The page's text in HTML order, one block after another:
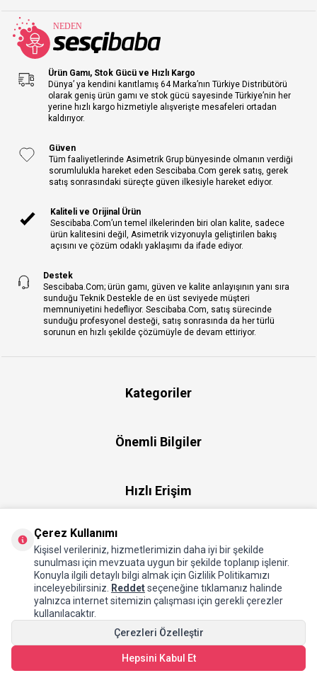
Ürün Gamı, Stok Gücü ve Hızlı Kargo
Dünya’ ya kendini kanıtlamış 64 Marka’nın Türkiye Distribütörü
olarak geniş ürün gamı ve stok gücü sayesinde Türkiye’nin her
yerine hızlı kargo hizmetiyle alışverişte mesafeleri ortadan
kaldırıyor.
Güven
Tüm faaliyetlerinde Asimetrik Grup bünyesinde olmanın verdiği
sorumlulukla hareket eden Sescibaba.Com gerek satış, gerek
satış sonrasındaki süreçte güven ilkesiyle hareket ediyor.
Kaliteli ve Orijinal Ürün
Sescibaba.Com’un temel ilkelerinden biri olan kalite, sadece
ürün kalitesini değil, Asimetrik vizyonuyla geliştirilen bakış
açısını ve çözüm odaklı yaklaşımı da ifade ediyor.
Destek
Sescibaba.Com; ürün gamı, güven ve kalite anlayışının yanı sıra
sunduğu Teknik Destekle de en üst seviyede müşteri
memnuniyetini hedefliyor. Sescibaba.Com, satış sürecinde
sunduğu profesyonel desteği, satış sonrasında da her türlü
sorunun en hızlı şekilde çözümüyle de devam ettiriyor.
Kategoriler
Önemli Bilgiler
Hızlı Erişim
Hakkımızda
Çerez Kullanımı
Kişisel verileriniz, hizmetlerimizin daha iyi bir şekilde
sunulması için mevzuata uygun bir şekilde toplanıp işlenir.
Konuyla ilgili detaylı bilgi almak için Gizlilik Politikamızı
inceleyebilirsiniz.
Reddetseçeneğine tıklamanız halinde
yalnızca internet sitemizin çalışması için gerekli çerezler
kullanılacaktır.
Çerezleri Özelleştir
Hepsini Kabul Et